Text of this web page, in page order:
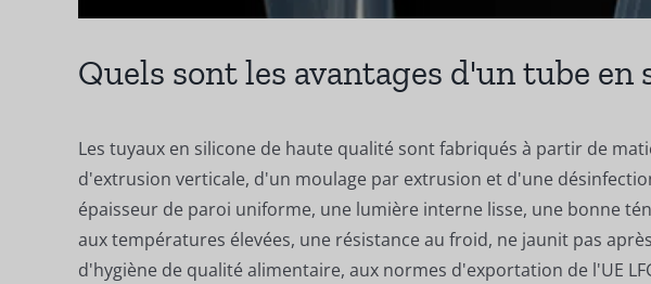
Quels sont les avantages d'un tube
Les tuyaux en silicone de haute qualité sont fabriqués à partir de
d'extrusion verticale, d'un moulage par extrusion et d'une
épaisseur de paroi uniforme, une lumière interne lisse, une bonne
aux températures élevées, une résistance au froid, ne jaunit pas
d'hygiène de qualité alimentaire, aux normes d'exportation de l'UE